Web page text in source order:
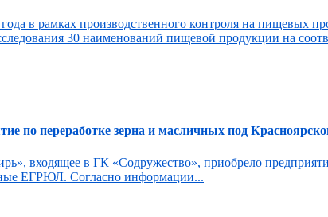
в рамках производственного контроля на пищевых
30 наименований пищевой продукции на
по переработке зерна и масличных под
входящее в ГК «Содружество», приобрело
ЕГРЮЛ. Согласно информации...